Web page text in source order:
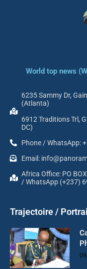
World top news
6235 Sammy Dr,
(Atlanta)
6912 Traditions Trl,
DC)
Phone / WhatsApp:
Email:
Africa Office: PO
/ WhatsApp (+237)
Trajectoire /